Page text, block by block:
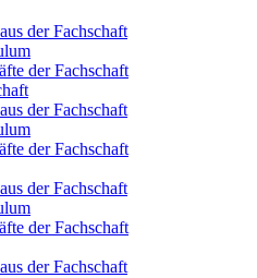
der Fachschaft
der Fachschaft
der Fachschaft
der Fachschaft
der Fachschaft
der Fachschaft
der Fachschaft